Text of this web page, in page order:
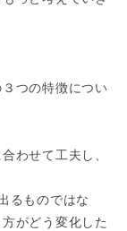
千葉県 全域
埼玉県 全域
兵庫県 全域
つの特徴につい
わせて工夫し、
るものではな
がどう変化した